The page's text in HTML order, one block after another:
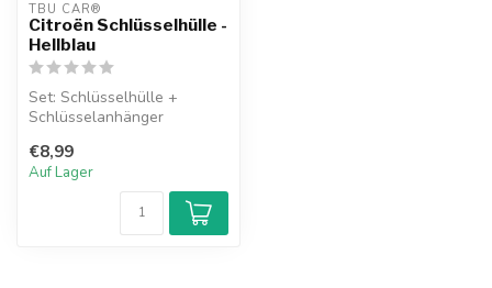
TBU CAR®
Citroën Schlüsselhülle -
Hellblau
Set: Schlüsselhülle +
Schlüsselanhänger
€8,99
Auf Lager